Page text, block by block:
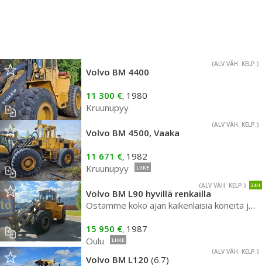
(ALV VÄH. KELP.)
Volvo BM 4400
11 300 €, 1980
Kruunupyy
(ALV VÄH. KELP.)
Volvo BM 4500, Vaaka
11 671 €, 1982
Kruunupyy
LIIKE
24H
(ALV VÄH. KELP.)
Volvo BM L90 hyvillä renkailla
Ostamme koko ajan kaikenlaisia koneita ja lisävarusteita!
15 950 €, 1987
Oulu
LIIKE
(ALV VÄH. KELP.)
Volvo BM L120 (6.7)